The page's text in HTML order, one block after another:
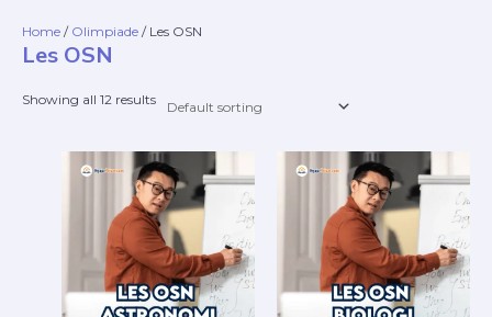
content
Home / Olimpiade / Les OSN
Les OSN
Showing all 12 results
range:
has
The